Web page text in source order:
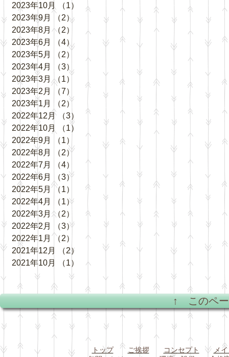
2023年10月
（1）
1件の記事
2023年9月
（2）2件の記事
2023年8月 （2）
2件の記事
2023年6月
（4）4件の記事
2023年5月
（2）
2023年4月
（3）
2023年3月 （1）
2023年2月
（7）
7件の記事
2023年1月
（2）
2022年12月
（3）
3件の記事
2022年10月
（1）
2022年9月
（1）
1件の記事
2022年8月
（2）
2022年7月
（4）
4件の記事
2022年6月
（3） 3件の記事
2022年5月
（1）
1件の記事
2022年4月
（1） 1件の記事
2022年3月 （2）
2件の記事
2022年2月
（3）3件の記事
2022年1月
（2）
2件の記事
2021年12月
（2）
2件の記事
2021年10月
（1） 1件の記事
↑ このペ
トップ ご挨拶 コンセプト
メ